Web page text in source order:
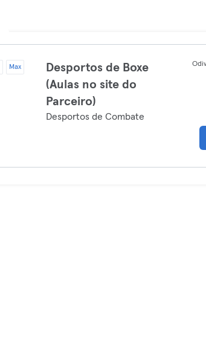
Max
Desportos de Boxe
(Aulas no site do
Parceiro)
Desportos de Combate